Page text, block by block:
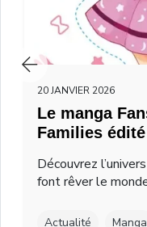
20 JANVIER 2026
Le manga
Families
Découvrez
font rêver le
Actualité Manga